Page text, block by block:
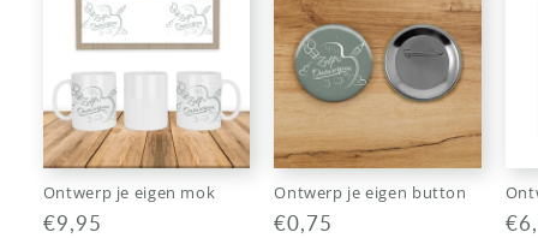
Ontwerp je eigen mok
Normale
€9,95
Ontwerp je eigen button
Normale
€0,75